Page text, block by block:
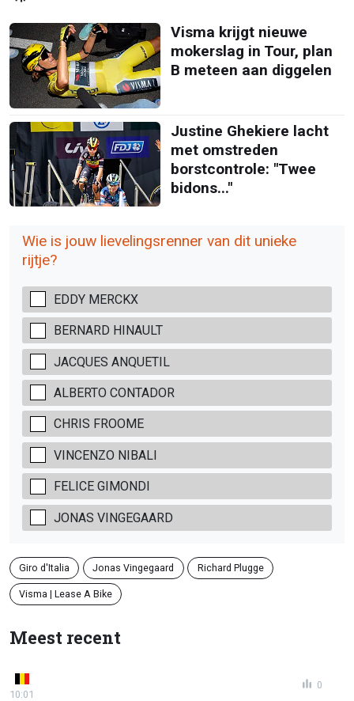
Visma krijgt nieuwe
mokerslag in Tour, plan
B meteen aan diggelen
Justine Ghekiere lacht
met omstreden
borstcontrole: "Twee
bidons..."
Wie is jouw lievelingsrenner van dit unieke
rijtje?
EDDY MERCKX
BERNARD HINAULT
JACQUES ANQUETIL
ALBERTO CONTADOR
CHRIS FROOME
VINCENZO NIBALI
FELICE GIMONDI
JONAS VINGEGAARD
Giro d'Italia Jonas Vingegaard Richard Plugge
Visma | Lease A Bike
Meest recent
10:01
0